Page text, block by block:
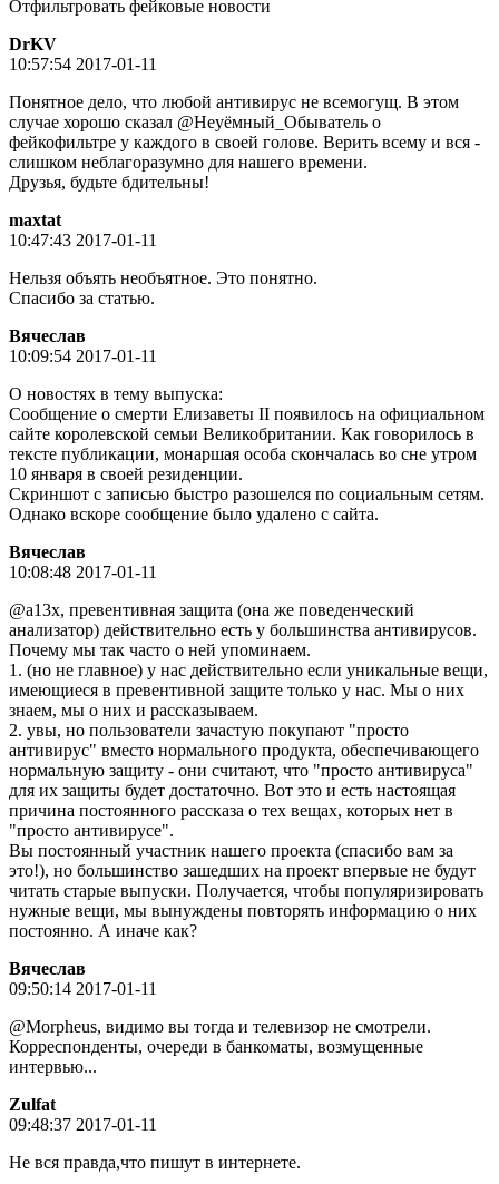
Отфильтровать фейковые новости
DrKV
10:57:54 2017-01-11
Понятное дело, что любой антивирус не всемогущ. В этом
случае хорошо сказал @Неуёмный_Обыватель о
фейкофильтре у каждого в своей голове. Верить всему и вся -
слишком неблагоразумно для нашего времени.
Друзья, будьте бдительны!
maxtat
10:47:43 2017-01-11
Нельзя объять необъятное. Это понятно.
Спасибо за статью.
Вячeслaв
10:09:54 2017-01-11
О новостях в тему выпуска:
Сообщение о смерти Елизаветы II появилось на официальном
сайте королевской семьи Великобритании. Как говорилось в
тексте публикации, монаршая особа скончалась во сне утром
10 января в своей резиденции.
Скриншот с записью быстро разошелся по социальным сетям.
Однако вскоре сообщение было удалено с сайта.
Вячeслaв
10:08:48 2017-01-11
@a13x, превентивная защита (она же поведенческий
анализатор) действительно есть у большинства антивирусов.
Почему мы так часто о ней упоминаем.
1. (но не главное) у нас действительно если уникальные вещи,
имеющиеся в превентивной защите только у нас. Мы о них
знаем, мы о них и рассказываем.
2. увы, но пользователи зачастую покупают "просто
антивирус" вместо нормального продукта, обеспечивающего
нормальную защиту - они считают, что "просто антивируса"
для их защиты будет достаточно. Вот это и есть настоящая
причина постоянного рассказа о тех вещах, которых нет в
"просто антивирусе".
Вы постоянный участник нашего проекта (спасибо вам за
это!), но большинство зашедших на проект впервые не будут
читать старые выпуски. Получается, чтобы популяризировать
нужные вещи, мы вынуждены повторять информацию о них
постоянно. А иначе как?
Вячeслaв
09:50:14 2017-01-11
@Morpheus, видимо вы тогда и телевизор не смотрели.
Корреспонденты, очереди в банкоматы, возмущенные
интервью...
Zulfat
09:48:37 2017-01-11
Не вся правда,что пишут в интернете.